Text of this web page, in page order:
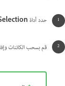
حدد أداة
قم بسحب الكائنات